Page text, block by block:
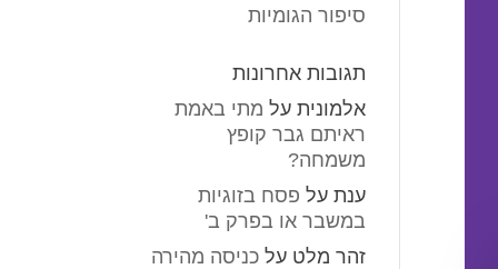
סיפור הגומיות
תגובות אחרונות
אלמונית על מתי באמת
ראיתם גבר קופץ
משמחה?
ענת על פסח בזוגיות
במשבר או בפרק ב'
זהר מלט עלכניסה מהירה